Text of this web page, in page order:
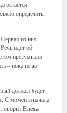
остается
определить,
из них –
идет об
презумпции
– пока не до
должен будет
С момента начала
Елена